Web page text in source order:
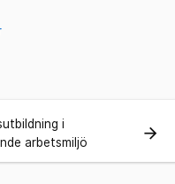
i
arbetsmiljö
arrow_forward